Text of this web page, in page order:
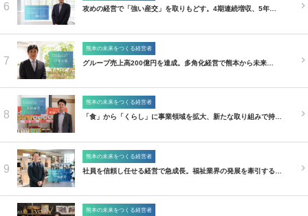
6 攻めの経営で「強い産交」を取りもどす。4期連続増収、5年…
7
熊本の未来をつくる経営者
グループ売上高200億円を達成。多角化経営で熊本から未来…
8
熊本の未来をつくる経営者
「食」から「くらし」に事業領域を拡大、新たな取り組みで持…
9
熊本の未来をつくる経営者
社員を信頼し任せる経営で急成長。福祉業界の発展を牽引する…
熊本の未来をつくる経営者